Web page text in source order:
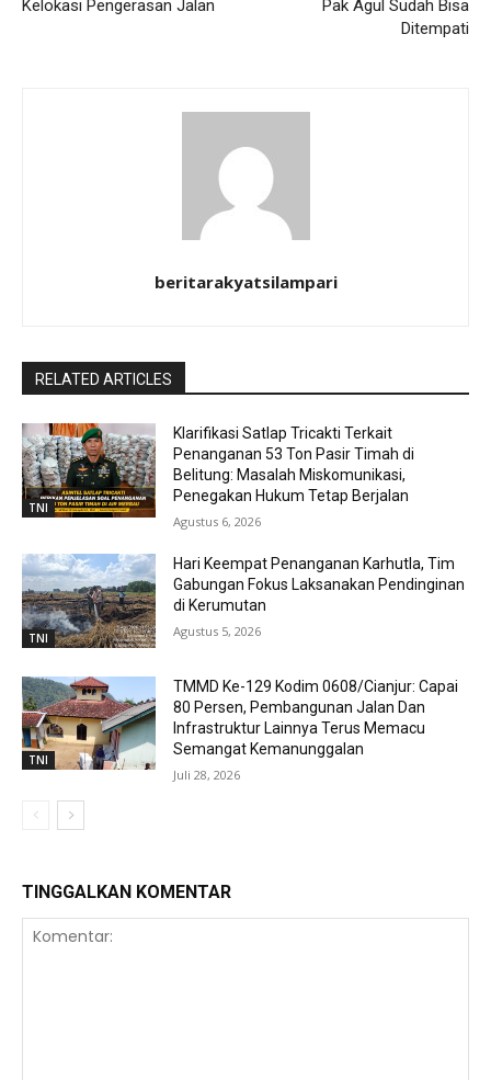
Kelokasi Pengerasan Jalan
Pak Agul Sudah Bisa
Ditempati
beritarakyatsilampari
RELATED ARTICLES
TNI
Klarifikasi Satlap Tricakti Terkait
Penanganan 53 Ton Pasir Timah di
Belitung: Masalah Miskomunikasi,
Penegakan Hukum Tetap Berjalan
Agustus 6, 2026
TNI
Hari Keempat Penanganan Karhutla, Tim
Gabungan Fokus Laksanakan Pendinginan
di Kerumutan
Agustus 5, 2026
TNI
TMMD Ke-129 Kodim 0608/Cianjur: Capai
80 Persen, Pembangunan Jalan Dan
Infrastruktur Lainnya Terus Memacu
Semangat Kemanunggalan
Juli 28, 2026
TINGGALKAN KOMENTAR